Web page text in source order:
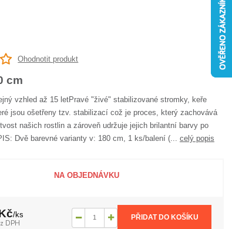
Ohodnotit produkt
cm
vzhled až 15 letPravé "živé" stabilizované stromky, keře
jsou ošetřeny tzv. stabilizací což je proces, který zachovává
našich rostlin a zároveň udržuje jejich brilantní barvy po
Dvě barevné varianty v: 180 cm, 1 ks/balení (... celý popis
NA OBJEDNÁVKU
/ks
DPH
PŘIDAT DO KOŠÍKU